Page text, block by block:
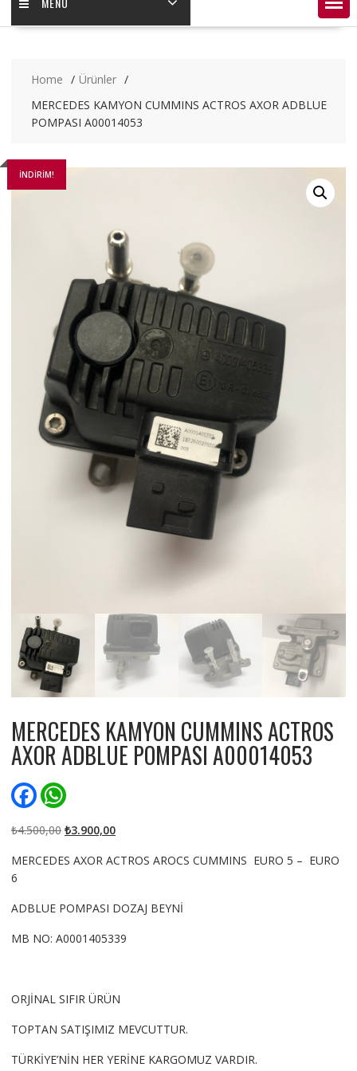
Home
Ürünler
MERCEDES KAMYON CUMMINS ACTROS AXOR ADBLUE
POMPASI A00014053
İNDIRIM!
MERCEDES KAMYON CUMMINS ACTROS
AXOR ADBLUE POMPASI A00014053
F
a
e
o
W
h
t
s
p
₺4.500,00 Orijinal
₺4.500,00.
₺3.900,00Şu
fiyat:
MERCEDES AXOR ACTROS AROCS CUMMINS EURO 5 – EURO
6
ADBLUE POMPASI DOZAJ BEYNİ
MB NO: A0001405339
ORJİNAL SIFIR ÜRÜN
TOPTAN SATIŞIMIZ MEVCUTTUR.
TÜRKİYE’NİN HER YERİNE KARGOMUZ VARDIR.